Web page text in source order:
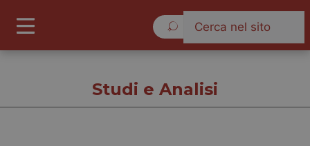
Studi e Analisi